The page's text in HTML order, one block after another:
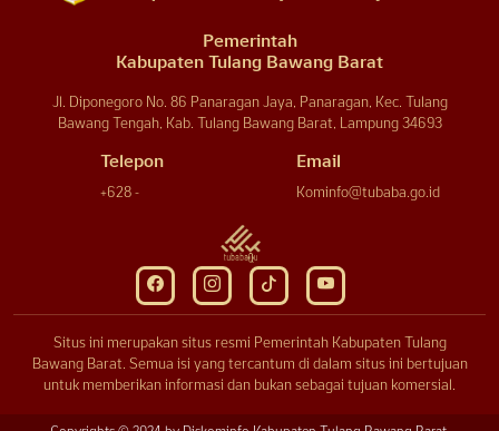
Pemerintah
Kabupaten Tulang Bawang Barat
Jl. Diponegoro No. 86 Panaragan Jaya, Panaragan, Kec. Tulang
Bawang Tengah, Kab. Tulang Bawang Barat, Lampung 34693
Telepon
+628 -
Email
Kominfo@tubaba.go.id
Situs ini merupakan situs resmi Pemerintah Kabupaten Tulang
Bawang Barat. Semua isi yang tercantum di dalam situs ini bertujuan
untuk memberikan informasi dan bukan sebagai tujuan komersial.